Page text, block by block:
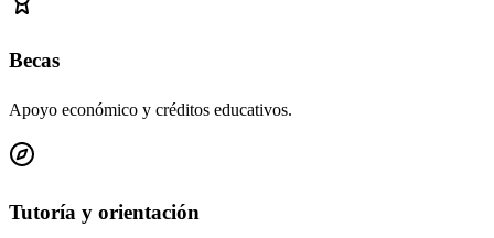
Becas
Apoyo económico y créditos educativos.
Tutoría y orientación